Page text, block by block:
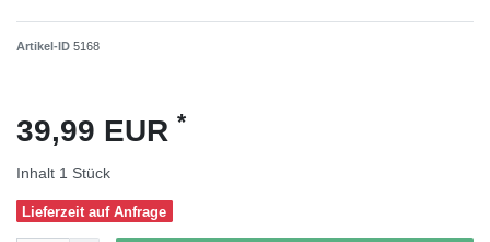
Artikel-ID 5168
39,99 EUR *
Inhalt 1 Stück
Lieferzeit auf Anfrage